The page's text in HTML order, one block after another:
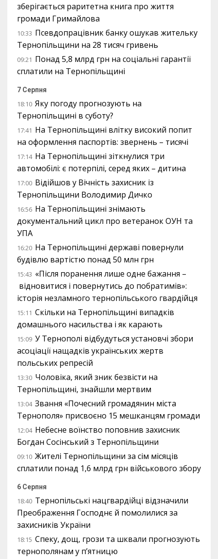
зберігається раритетна книга про життя
громади Гримайлова
10:33 Псевдопрацівник банку ошукав жительку
Тернопільщини на 28 тисяч гривень
09:21 Понад 5,8 млрд грн на соціальні гарантії
сплатили на Тернопільщині
7 Серпня
18:10 Яку погоду прогнозують на
Тернопільщині в суботу?
17:41 На Тернопільщині влітку високий попит
на оформлення паспортів: звернень – тисячі
17:14 На Тернопільщині зіткнулися три
автомобілі: є потерпілі, серед яких – дитина
17:00 Відійшов у Вічність захисник із
Тернопільщини Володимир Дичко
16:56 На Тернопільщині знімають
документальний цикл про ветеранок ОУН та
УПА
16:20 На Тернопільщині державі повернули
будівлю вартістю понад 50 млн грн
15:43 «Після поранення лише одне бажання –
відновитися і повернутись до побратимів»:
історія незламного тернопільського гвардійця
15:11 Скільки на Тернопільщині випадків
домашнього насильства і як карають
15:09 У Тернополі відбудуться установчі збори
асоціації нащадків українських жертв
польських репресій
13:30 Чоловіка, який зник безвісти на
Тернопільщині, знайшли мертвим
13:04 Звання «Почесний громадянин міста
Тернополя» присвоєно 15 мешканцям громади
12:04 Небесне воїнство поповнив захисник
Богдан Сосінський з Тернопільщини
09:10 Жителі Тернопільщини за сім місяців
сплатили понад 1,6 млрд грн військового збору
6 Серпня
18:40 Тернопільські нацгвардійці відзначили
Преображення Господнє й помолилися за
захисників України
18:15 Спеку, дощ, грози та шквали прогнозують
тернополянам у п’ятницю